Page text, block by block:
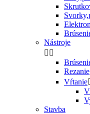
Nástroje
 
Rezanie
Vŕtanie
Stavba